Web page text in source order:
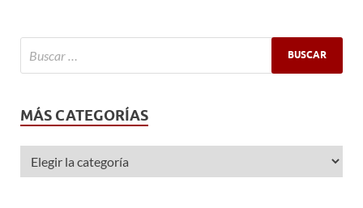
MÁS CATEGORÍAS